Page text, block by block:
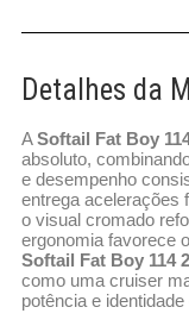
Detalhes da
ASoftail Fat Boy
absoluto,
e desempenho
entrega acelerações
o visual cromado
ergonomia favorece
Softail Fat Boy 114
como uma cruiser
potência e